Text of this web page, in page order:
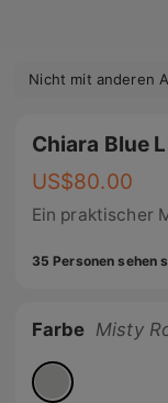
Nicht mit anderen
Chiara Blue
US$80.00
Ein praktischer
35 Personen sehen
Farbe Misty